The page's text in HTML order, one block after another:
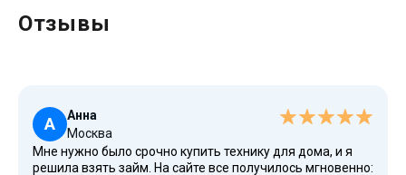
Отзывы
А
Анна
Москва
Мне нужно было срочно купить технику для дома, и я
решила взять займ. На сайте все получилось мгновенно: